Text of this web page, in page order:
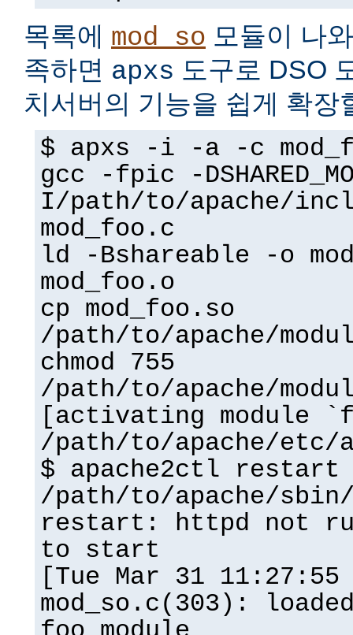
목록에 mod_so 모듈이 나
족하면 apxs 도구로 DSO
치서버의 기능을 쉽게 확장
$ apxs -i -a -c
gcc -fpic -
I/path/to/apache/
mod_foo.c
ld -Bshareable -o
mod_foo.o
cp mod_foo.so
/path/to/apache/
chmod 755
/path/to/apache/
[activating module
/path/to/apache/etc/
$ apache2ctl restart
/path/to/apache/
restart: httpd not
to start
[Tue Mar 31
mod_so.c(303):